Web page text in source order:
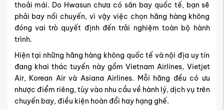
thoải mái. Do Hwasun chưa có sân bay quốc tế, bạn sẽ
phải bay nối chuyến, vì vậy việc chọn hãng hàng không
đóng vai trò quyết định đến trải nghiệm toàn bộ hành
trình.
Hiện tại những hãng hàng không quốc tế và nội địa uy tín
đang khai thác tuyến này gồm Vietnam Airlines, Vietjet
Air, Korean Air và Asiana Airlines. Mỗi hãng đều có ưu
nhược điểm riêng, tùy vào nhu cầu về hành lý, dịch vụ trên
chuyến bay, điều kiện hoàn đổi hay hạng ghế.